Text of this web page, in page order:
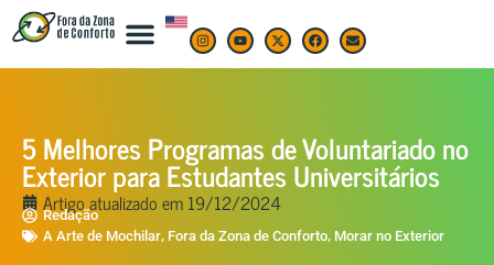
5 Melhores Programas de Voluntariado no
Exterior para Estudantes Universitários
Artigo atualizado em19/12/2024
Redação
A Arte de Mochilar, Fora da Zona de Conforto, Morar no Exterior